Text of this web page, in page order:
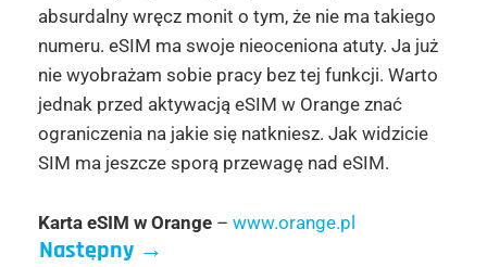
absurdalny wręcz monit o tym, że nie ma takiego
numeru. eSIM ma swoje nieoceniona atuty. Ja już
nie wyobrażam sobie pracy bez tej funkcji. Warto
jednak przed aktywacją eSIM w Orange znać
ograniczenia na jakie się natkniesz. Jak widzicie
SIM ma jeszcze sporą przewagę nad eSIM.
Karta eSIM w Orange– www.orange.pl
Następny→